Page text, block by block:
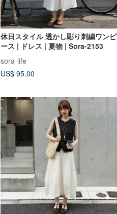
休日スタイル 透かし彫り刺繍ワンピ
ース | ドレス | 夏物 | Sora-2153
sora-life
US$ 95.00